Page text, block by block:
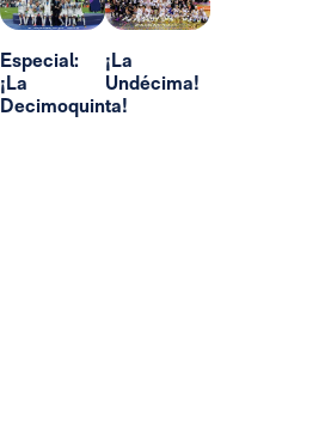
Especial:
¡La
Decimoquinta!
¡La
Undécima!